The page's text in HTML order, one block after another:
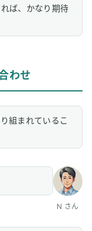
ば、かなり期待
わせ
組まれているこ
N さん